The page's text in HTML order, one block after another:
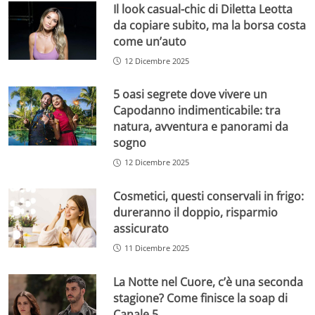
Il look casual-chic di Diletta Leotta
da copiare subito, ma la borsa costa
come un’auto
12 Dicembre 2025
5 oasi segrete dove vivere un
Capodanno indimenticabile: tra
natura, avventura e panorami da
sogno
12 Dicembre 2025
Cosmetici, questi conservali in frigo:
dureranno il doppio, risparmio
assicurato
11 Dicembre 2025
La Notte nel Cuore, c’è una seconda
stagione? Come finisce la soap di